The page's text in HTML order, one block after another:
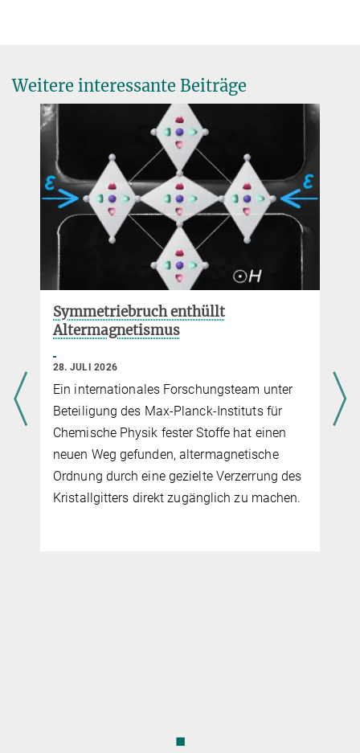
© MPI CPfS / C.
Weitere interessante Beiträge
Symmetriebruch enthüllt
Altermagnetismus
28. JULI 2026
Ein internationales Forschungsteam unter
Beteiligung des Max-Planck-Instituts für
Chemische Physik fester Stoffe hat einen
neuen Weg gefunden, altermagnetische
Ordnung durch eine gezielte Verzerrung des
Kristallgitters direkt zugänglich zu machen.
◼